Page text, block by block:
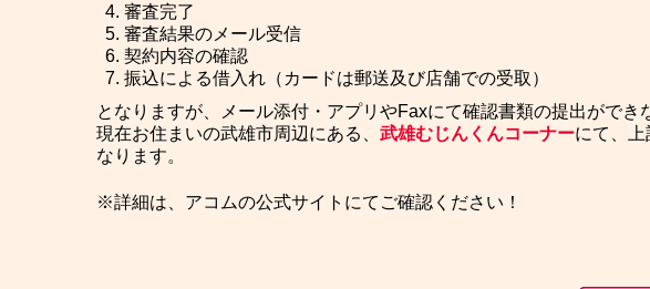
審査完了
審査結果のメール受信
契約内容の確認
振込による借入れ（カードは郵送及び店舗での受取）
となりますが、メール添付・アプリやFaxにて確認書類の提出ができ
現在お住まいの武雄市周辺にある、 武雄むじんくんコーナーにて、
なります。
※詳細は、アコムの公式サイトにてご確認ください！